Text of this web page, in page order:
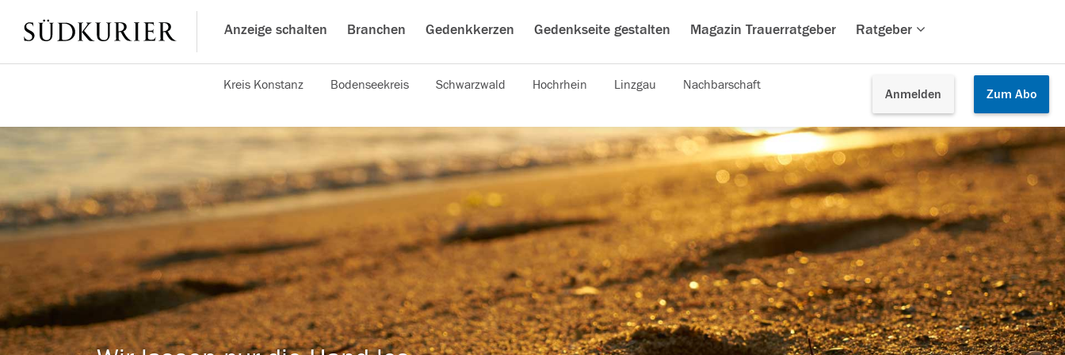
Anzeige schalten Branchen Gedenkkerzen Gedenkseite gestalten Magazin Trauerratgeber Ratgeber
Anmelden Zum Abo
Kreis Konstanz Bodenseekreis Schwarzwald Hochrhein Linzgau Nachbarschaft